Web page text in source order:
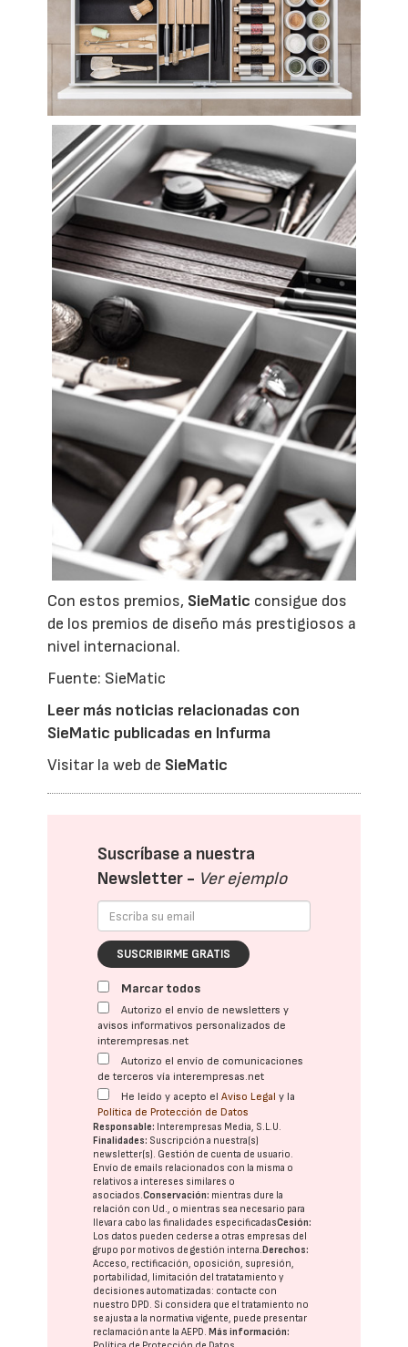
Con estos premios, SieMatic consigue dos
de los premios de diseño más prestigiosos a
nivel internacional.
Fuente: SieMatic
Leer más noticias relacionadas con
SieMatic publicadas en Infurma
Visitar la web de SieMatic
Suscríbase a nuestra
Newsletter - Ver ejemplo
SUSCRIBIRME GRATIS
Marcar todos
Autorizo el envío de newsletters y
avisos informativos personalizados de
interempresas.net
Autorizo el envío de comunicaciones
de terceros vía interempresas.net
He leído y acepto elAviso Legal y la
Política de Protección de Datos
Responsable: Interempresas Media, S.L.U.
Finalidades: Suscripción a nuestra(s)
newsletter(s). Gestión de cuenta de usuario.
Envío de emails relacionados con la misma o
relativos a intereses similares o
asociados.Conservación: mientras dure la
relación con Ud., o mientras sea necesario para
llevar a cabo las finalidades especificadasCesión:
Los datos pueden cederse a otras empresas del
grupo por motivos de gestión interna. Derechos:
Acceso, rectificación, oposición, supresión,
portabilidad, limitación del tratatamiento y
decisiones automatizadas: contacte con
nuestro DPD. Si considera que el tratamiento no
se ajusta a la normativa vigente, puede presentar
reclamación ante laAEPD. Más información: